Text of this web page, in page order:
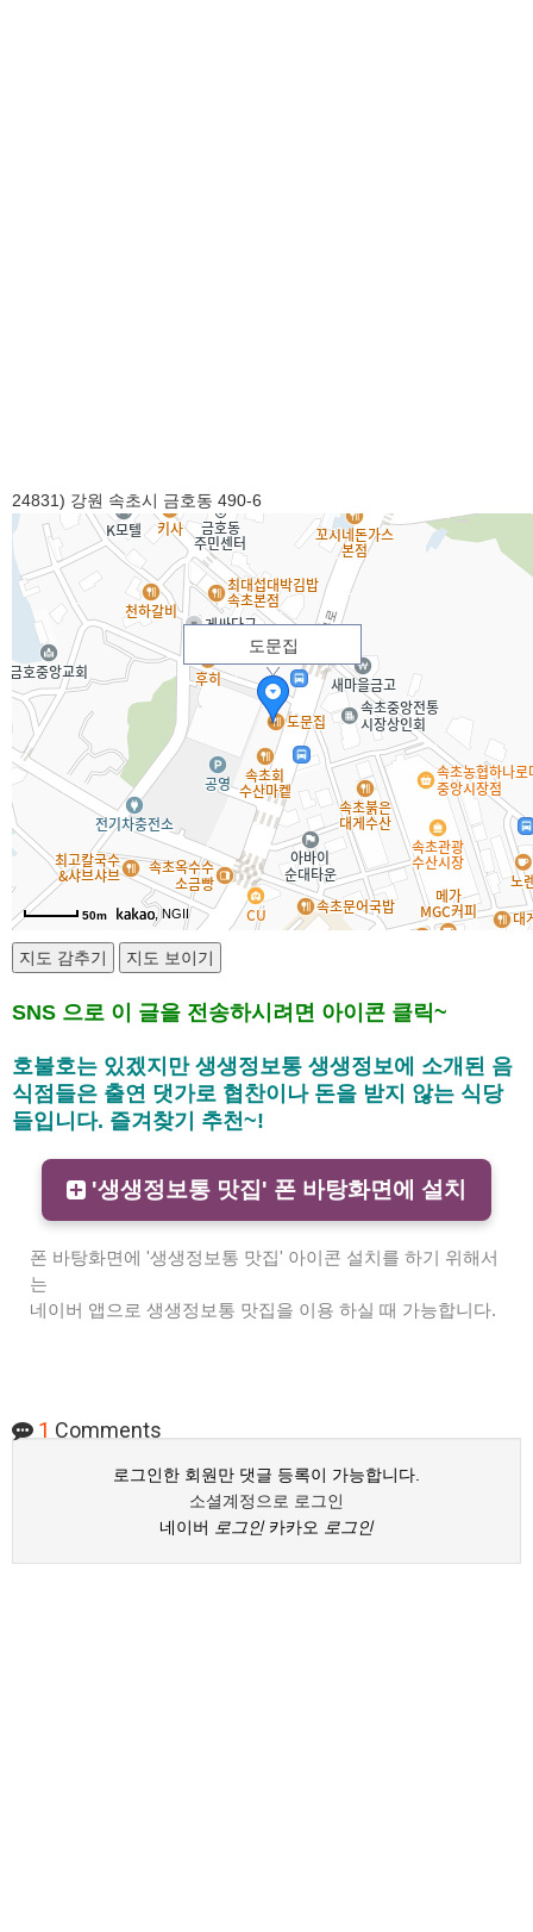
24831) 강원 속초시 금호동 490-6
도문집
50m , NGII
SNS 으로 이 글을 전송하시려면 아이콘 클릭~
호불호는 있겠지만 생생정보통 생생정보에 소개된 음
식점들은 출연 댓가로 협찬이나 돈을 받지 않는 식당
들입니다. 즐겨찾기 추천~!
'생생정보통 맛집' 폰 바탕화면에 설치
폰 바탕화면에 '생생정보통 맛집' 아이콘 설치를 하기 위해서
는
네이버 앱으로 생생정보통 맛집을 이용 하실 때 가능합니다.
1 Comments
로그인한 회원만 댓글 등록이 가능합니다.
소셜계정으로 로그인
네이버 로그인 카카오 로그인